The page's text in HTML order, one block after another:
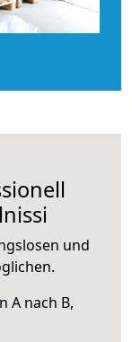
und
A nach B,